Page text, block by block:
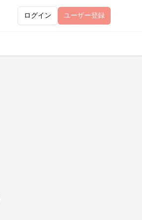
ログイン ユーザー登録